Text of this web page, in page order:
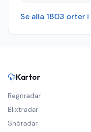
Se alla 1803 orter i
Kartor
Regnradar
Blixtradar
Snöradar